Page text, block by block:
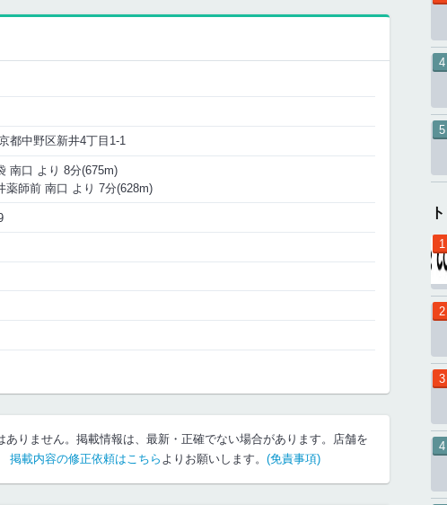
都中野区新井4丁目1-1
南口 より 8分(675m)
薬師前 南口 より 7分(628m)
りません。掲載情報は、最新・正確でない場合があります。店舗を
掲載内容の修正依頼はこちら よりお願いします。 (免責事項)